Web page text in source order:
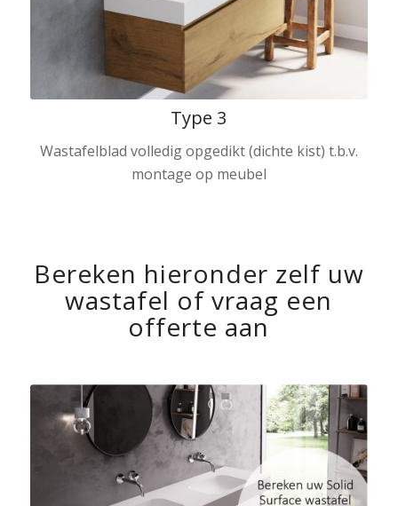
Type 3
Wastafelblad volledig opgedikt (dichte kist) t.b.v.
montage op meubel
Bereken hieronder zelf uw
wastafel of vraag een
offerte aan